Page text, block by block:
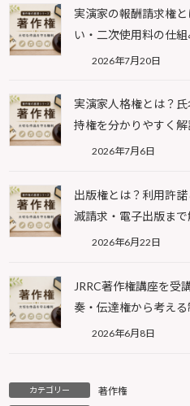
実演家の報酬請求権
い・二次使用料の仕
2026年7月20日
実演家人格権とは？
持権を分かりやすく解
2026年7月6日
出版権とは？利用許
滅請求・電子出版ま
2026年6月22日
JRRC著作権講座を受
奏・伝達権から考え
2026年6月8日
カテゴリー 著作権